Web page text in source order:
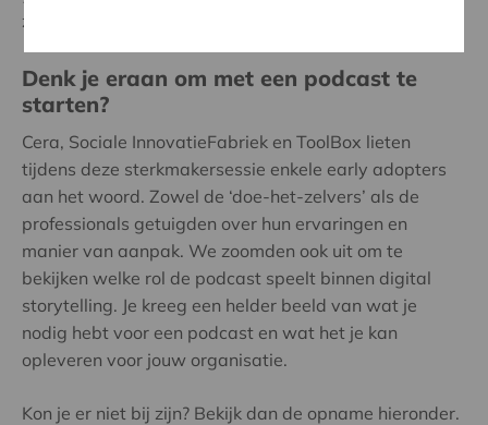
zulke audio-shows.
Denk je eraan om met een podcast te
starten?
Cera, Sociale InnovatieFabriek en ToolBox lieten
tijdens deze sterkmakersessie enkele early adopters
aan het woord. Zowel de ‘doe-het-zelvers’ als de
professionals getuigden over hun ervaringen en
manier van aanpak. We zoomden ook uit om te
bekijken welke rol de podcast speelt binnen digital
storytelling. Je kreeg een helder beeld van wat je
nodig hebt voor een podcast en wat het je kan
opleveren voor jouw organisatie.
Kon je er niet bij zijn? Bekijk dan de opname hieronder.